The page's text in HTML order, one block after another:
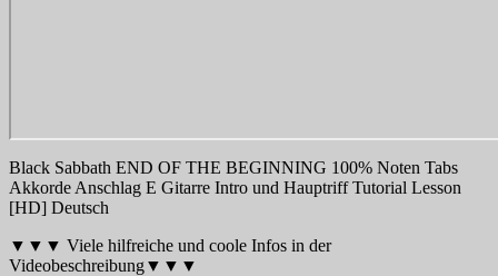
Black Sabbath END OF THE BEGINNING 100% Noten Tabs
Akkorde Anschlag E Gitarre Intro und Hauptriff Tutorial Lesson
[HD] Deutsch
▼▼▼ Viele hilfreiche und coole Infos in der
Videobeschreibung▼▼▼